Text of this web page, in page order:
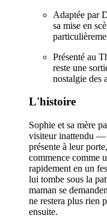
Adaptée par
sa mise en
Présenté au
reste une
nostalgie des
L'histoire
Sophie et sa mère
visiteur inattendu —
présente à leur
commence comme
rapidement en un
lui tombe sous la
maman se
ne restera plus rien
ensuite.